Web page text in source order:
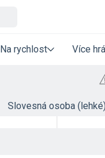
Na rychlost Více
Slovesná osoba (lehké)